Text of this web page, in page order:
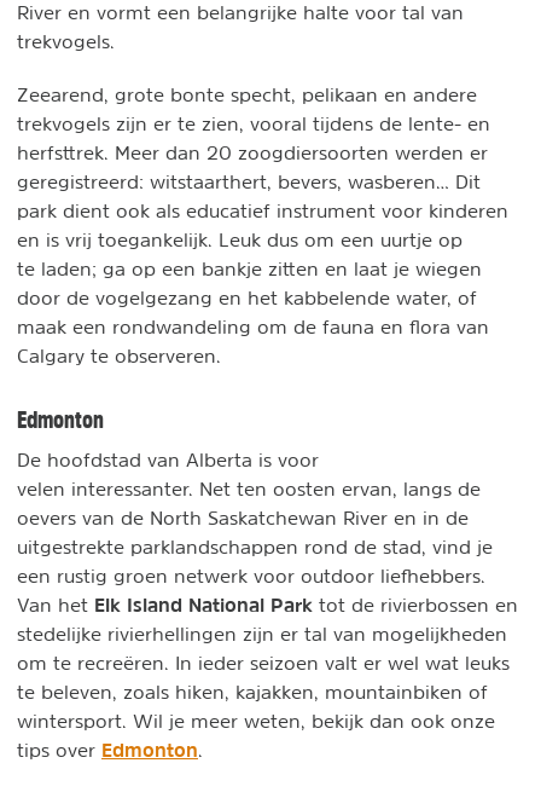
River en vormt een belangrijke halte voor tal van
trekvogels.
Zeearend, grote bonte specht, pelikaan en andere
trekvogels zijn er te zien, vooral tijdens de lente- en
herfsttrek. Meer dan 20 zoogdiersoorten werden er
geregistreerd: witstaarthert, bevers, wasberen… Dit
park dient ook als educatief instrument voor kinderen
en is vrij toegankelijk. Leuk dus om een uurtje op
te laden; ga op een bankje zitten en laat je wiegen
door de vogelgezang en het kabbelende water, of
maak een rondwandeling om de fauna en flora van
Calgary te observeren.
Edmonton
De hoofdstad van Alberta is voor
velen interessanter. Net ten oosten ervan, langs de
oevers van de North Saskatchewan River en in de
uitgestrekte parklandschappen rond de stad, vind je
een rustig groen netwerk voor outdoor liefhebbers.
Van het Elk Island National Park tot de rivierbossen en
stedelijke rivierhellingen zijn er tal van mogelijkheden
om te recreëren. In ieder seizoen valt er wel wat leuks
te beleven, zoals hiken, kajakken, mountainbiken of
wintersport. Wil je meer weten, bekijk dan ook onze
tips over Edmonton